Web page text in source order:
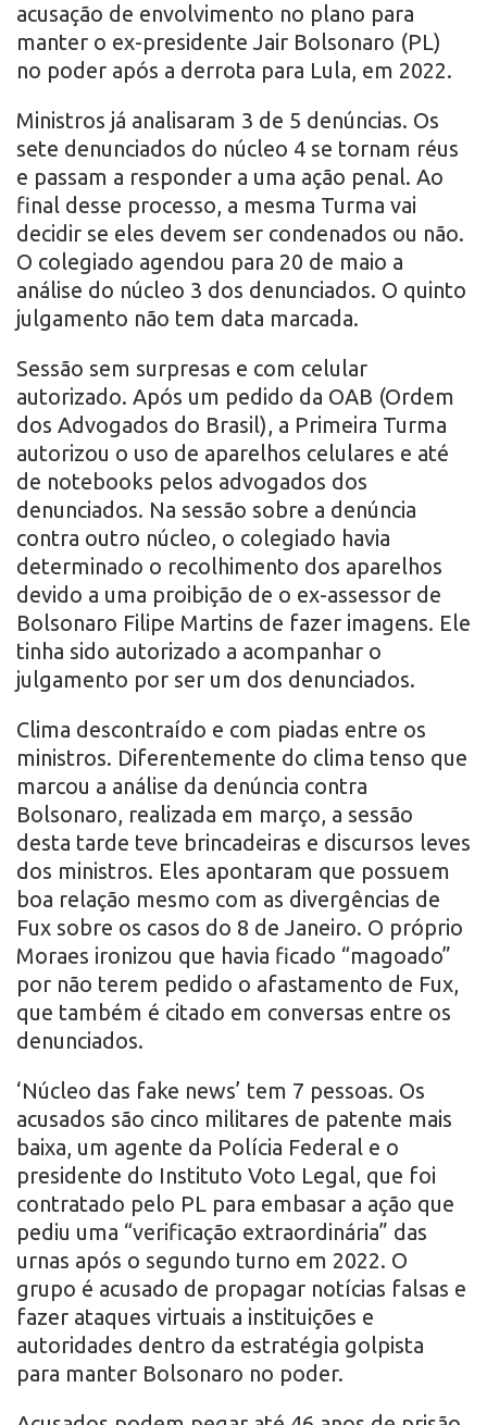
acusação de envolvimento no plano para
manter o ex-presidente Jair Bolsonaro (PL)
no poder após a derrota para Lula, em 2022.
Ministros já analisaram 3 de 5 denúncias. Os
sete denunciados do núcleo 4 se tornam réus
e passam a responder a uma ação penal. Ao
final desse processo, a mesma Turma vai
decidir se eles devem ser condenados ou não.
O colegiado agendou para 20 de maio a
análise do núcleo 3 dos denunciados. O quinto
julgamento não tem data marcada.
Sessão sem surpresas e com celular
autorizado. Após um pedido da OAB (Ordem
dos Advogados do Brasil), a Primeira Turma
autorizou o uso de aparelhos celulares e até
de notebooks pelos advogados dos
denunciados. Na sessão sobre a denúncia
contra outro núcleo, o colegiado havia
determinado o recolhimento dos aparelhos
devido a uma proibição de o ex-assessor de
Bolsonaro Filipe Martins de fazer imagens. Ele
tinha sido autorizado a acompanhar o
julgamento por ser um dos denunciados.
Clima descontraído e com piadas entre os
ministros. Diferentemente do clima tenso que
marcou a análise da denúncia contra
Bolsonaro, realizada em março, a sessão
desta tarde teve brincadeiras e discursos leves
dos ministros. Eles apontaram que possuem
boa relação mesmo com as divergências de
Fux sobre os casos do 8 de Janeiro. O próprio
Moraes ironizou que havia ficado “magoado”
por não terem pedido o afastamento de Fux,
que também é citado em conversas entre os
denunciados.
‘Núcleo das fake news’ tem 7 pessoas. Os
acusados são cinco militares de patente mais
baixa, um agente da Polícia Federal e o
presidente do Instituto Voto Legal, que foi
contratado pelo PL para embasar a ação que
pediu uma “verificação extraordinária” das
urnas após o segundo turno em 2022. O
grupo é acusado de propagar notícias falsas e
fazer ataques virtuais a instituições e
autoridades dentro da estratégia golpista
para manter Bolsonaro no poder.